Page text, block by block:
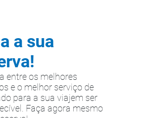
a sua
entre os melhores
e o melhor serviço de
para a sua viajem ser
Faça agora mesmo